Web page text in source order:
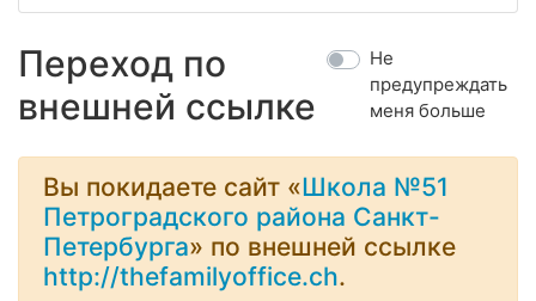
Переход по
внешней ссылке
Не
предупреждать
меня больше
Вы покидаете сайт «Школа №51
Петроградского района Санкт-
Петербурга» по внешней ссылке
http://thefamilyoffice.ch.